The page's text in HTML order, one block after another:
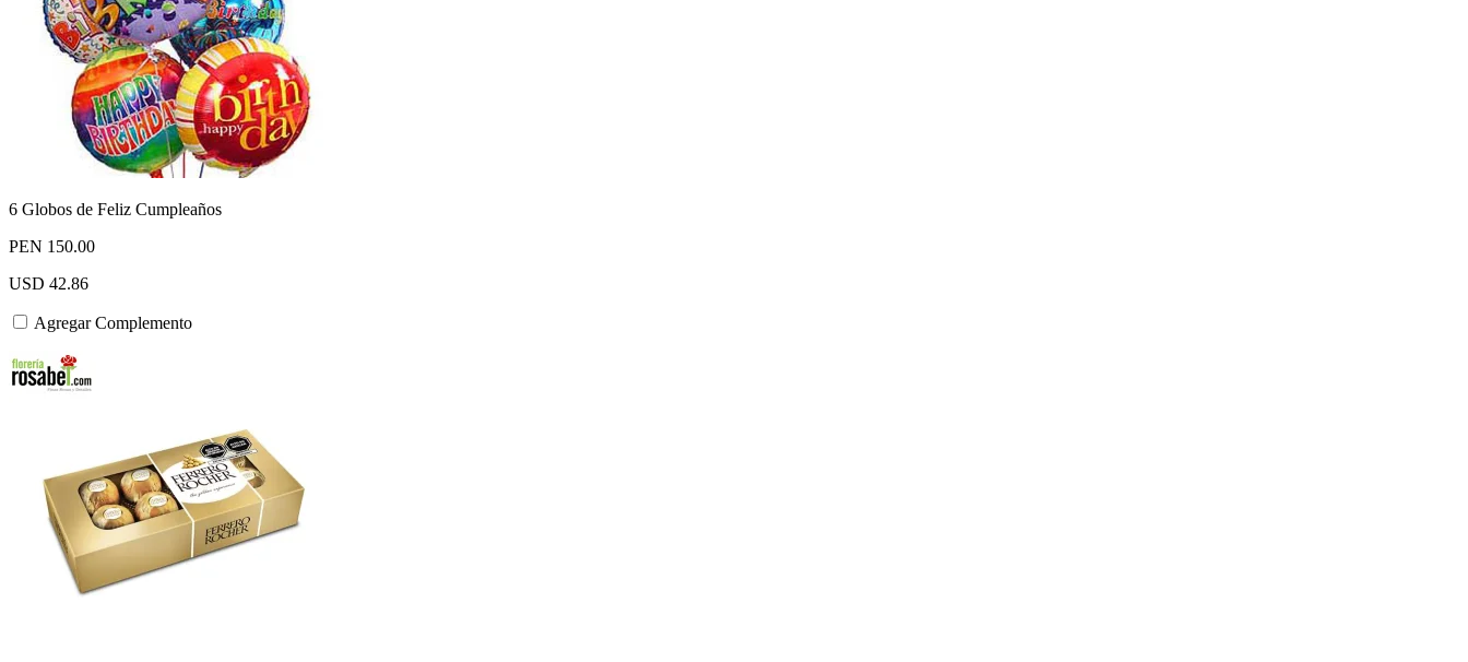
6 Globos de Feliz Cumpleaños
PEN 150.00
USD 42.86
Agregar Complemento